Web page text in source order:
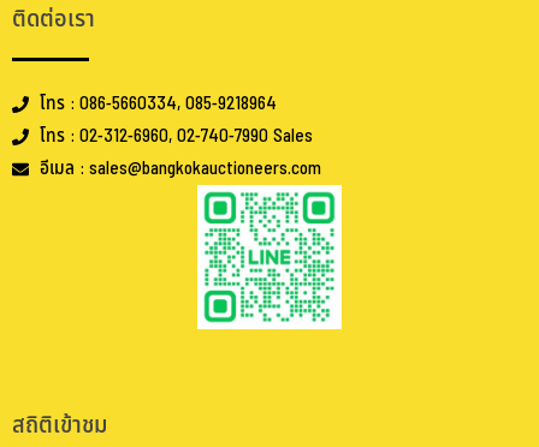
ติดต่อเรา
โทร : 086-5660334, 085-9218964
โทร : 02-312-6960, 02-740-7990 Sales
อีเมล : sales@bangkokauctioneers.com
สถิติเข้าชม